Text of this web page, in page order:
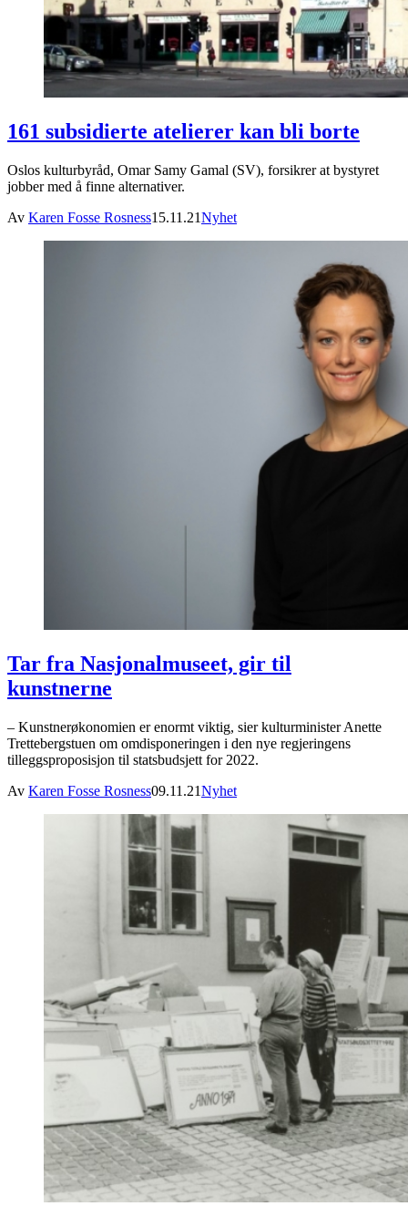
161 subsidierte atelierer kan bli borte
Oslos kulturbyråd, Omar Samy Gamal (SV), forsikrer at bystyret
jobber med å finne alternativer.
Av Karen Fosse Rosness15.11.21Nyhet
Tar fra Nasjonalmuseet, gir til
kunstnerne
– Kunstnerøkonomien er enormt viktig, sier kulturminister Anette
Trettebergstuen om omdisponeringen i den nye regjeringens
tilleggsproposisjon til statsbudsjett for 2022.
Av Karen Fosse Rosness09.11.21Nyhet